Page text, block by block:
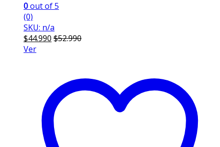
0out of 5
(0)
SKU: n/a
$44.990 $52.990
Ver